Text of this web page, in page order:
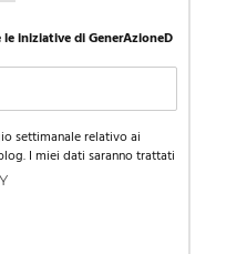
iniziative di GenerAzioneD
settimanale relativo ai
I miei dati saranno trattati